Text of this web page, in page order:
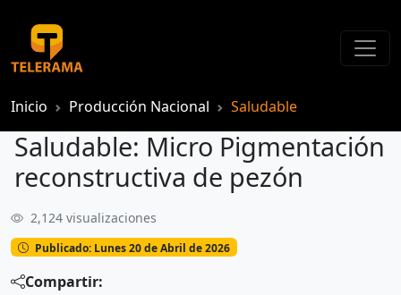
Inicio Producción Nacional Saludable
Saludable: Micro Pigmentación
reconstructiva de pezón
2,124 visualizaciones
Publicado: Lunes 20 de Abril de 2026
Compartir: